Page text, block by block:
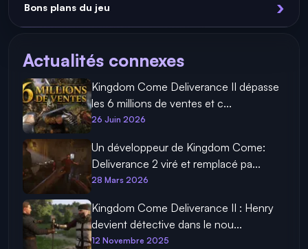
Bons plans du jeu
Actualités connexes
Kingdom Come Deliverance II dépasse
les 6 millions de ventes et c...
26 Juin 2026
Un développeur de Kingdom Come:
Deliverance 2 viré et remplacé pa...
28 Mars 2026
Kingdom Come Deliverance II : Henry
devient détective dans le nou...
12 Novembre 2025